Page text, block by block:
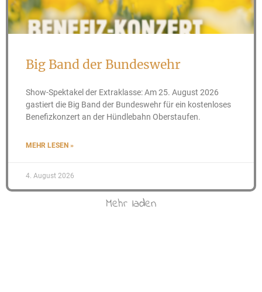
Big Band der Bundeswehr
Show-Spektakel der Extraklasse: Am 25. August 2026
gastiert die Big Band der Bundeswehr für ein kostenloses
Benefizkonzert an der Hündlebahn Oberstaufen.
MEHR LESEN »
4. August 2026
Mehr laden